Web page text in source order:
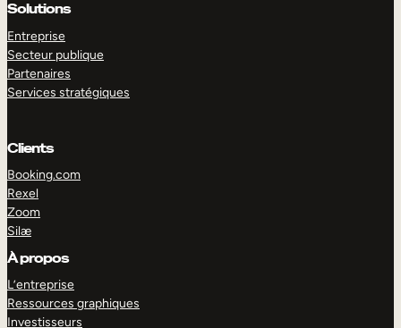
Solutions
Entreprise
Secteur publique
Partenaires
Services stratégiques
Clients
Booking.com
Rexel
Zoom
Silæ
À propos
L’entreprise
Ressources graphiques
Investisseurs